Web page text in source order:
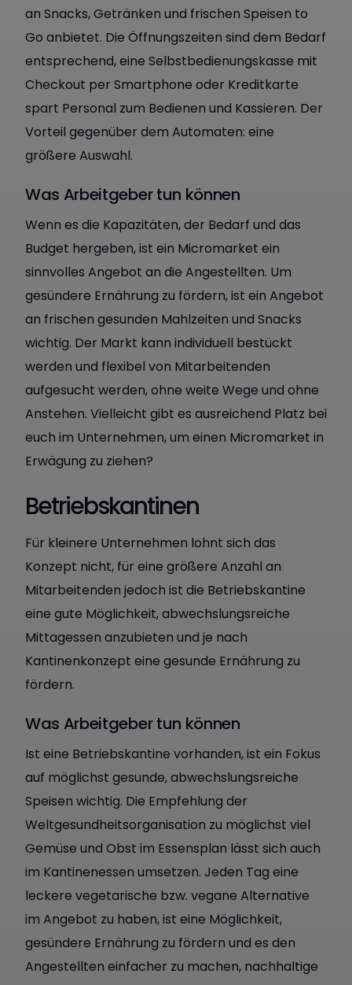
an Snacks, Getränken und frischen Speisen to
Go anbietet. Die Öffnungszeiten sind dem Bedarf
entsprechend, eine Selbstbedienungskasse mit
Checkout per Smartphone oder Kreditkarte
spart Personal zum Bedienen und Kassieren. Der
Vorteil gegenüber dem Automaten: eine
größere Auswahl.
Was Arbeitgeber tun können
Wenn es die Kapazitäten, der Bedarf und das
Budget hergeben, ist ein Micromarket ein
sinnvolles Angebot an die Angestellten. Um
gesündere Ernährung zu fördern, ist ein Angebot
an frischen gesunden Mahlzeiten und Snacks
wichtig. Der Markt kann individuell bestückt
werden und flexibel von Mitarbeitenden
aufgesucht werden, ohne weite Wege und ohne
Anstehen. Vielleicht gibt es ausreichend Platz bei
euch im Unternehmen, um einen Micromarket in
Erwägung zu ziehen?
Betriebskantinen
Für kleinere Unternehmen lohnt sich das
Konzept nicht, für eine größere Anzahl an
Mitarbeitenden jedoch ist die Betriebskantine
eine gute Möglichkeit, abwechslungsreiche
Mittagessen anzubieten und je nach
Kantinenkonzept eine gesunde Ernährung zu
fördern.
Was Arbeitgeber tun können
Ist eine Betriebskantine vorhanden, ist ein Fokus
auf möglichst gesunde, abwechslungsreiche
Speisen wichtig. Die Empfehlung der
Weltgesundheitsorganisation zu möglichst viel
Gemüse und Obst im Essensplan lässt sich auch
im Kantinenessen umsetzen. Jeden Tag eine
leckere vegetarische bzw. vegane Alternative
im Angebot zu haben, ist eine Möglichkeit,
gesündere Ernährung zu fördern und es den
Angestellten einfacher zu machen, nachhaltige